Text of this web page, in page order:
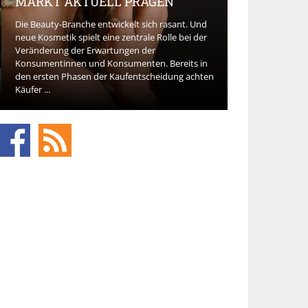
Die Beauty-Branche entwickelt sich rasant. Und
neue Kosmetik spielt eine zentrale Rolle bei der
Veränderung der Erwartungen der
Konsumentinnen und Konsumenten. Bereits in
den ersten Phasen der Kaufentscheidung achten
Käufer ...